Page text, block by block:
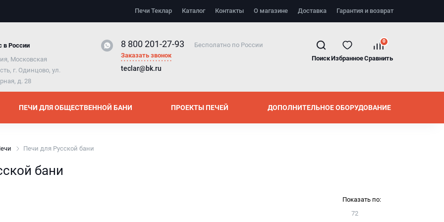
Печи Теклар Каталог Контакты О магазине Доставка Гарантия и возврат
в России
Московская
г. Одинцово, ул.
д. 28
8 800 201-27-93
Бесполатно по России
Заказать звонок
teclar@bk.ru
ПоискИзбранное
0
Сравнить
ПЕЧИ ДЛЯ ОБЩЕСТВЕННОЙ БАНИ ПРОЕКТЫ ПЕЧЕЙ ДОПОЛНИТЕЛЬНОЕ ОБОРУДОВАНИЕ
Печи для Русской бани
бани
Показать по:
72